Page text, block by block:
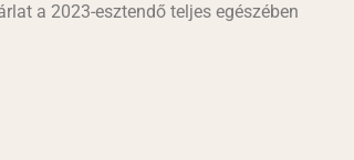
a 2023-esztendő teljes egészében